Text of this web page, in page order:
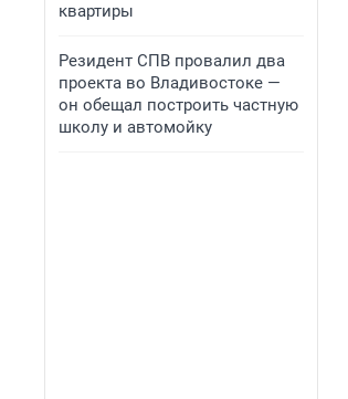
квартиры
Резидент СПВ провалил два
проекта во Владивостоке —
он обещал построить частную
школу и автомойку